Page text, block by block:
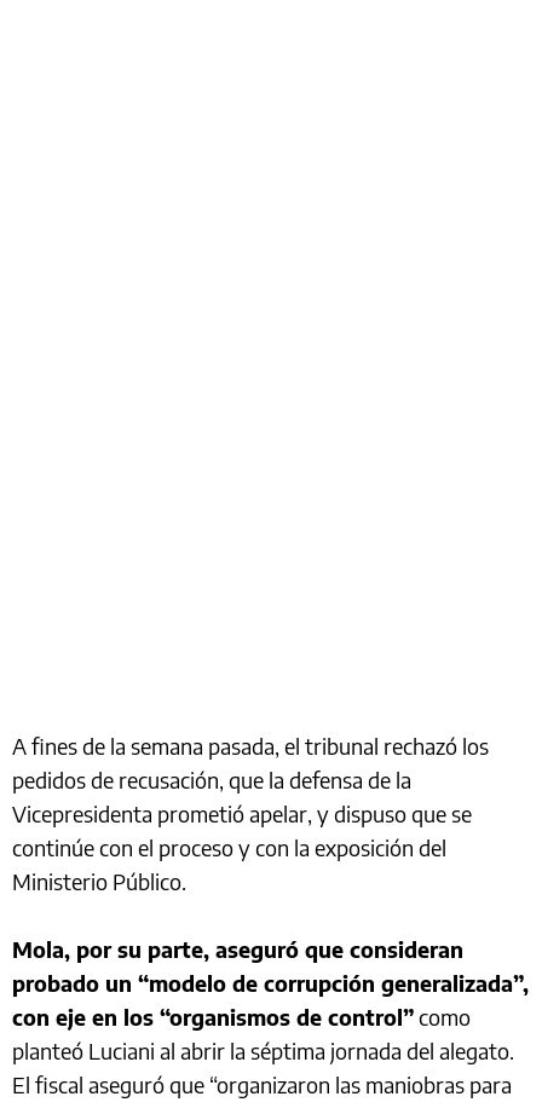
A fines de la semana pasada, el tribunal rechazó los
pedidos de recusación, que la defensa de la
Vicepresidenta prometió apelar, y dispuso que se
continúe con el proceso y con la exposición del
Ministerio Público.
Mola, por su parte, aseguró que consideran
probado un “modelo de corrupción generalizada”,
con eje en los “organismos de control”como
planteó Luciani al abrir la séptima jornada del alegato.
El fiscal aseguró que “organizaron las maniobras para